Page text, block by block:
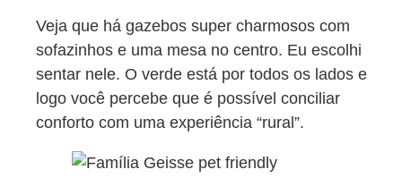
Veja que há gazebos super charmosos com
sofazinhos e uma mesa no centro. Eu escolhi
sentar nele. O verde está por todos os lados e
logo você percebe que é possível conciliar
conforto com uma experiência “rural”.